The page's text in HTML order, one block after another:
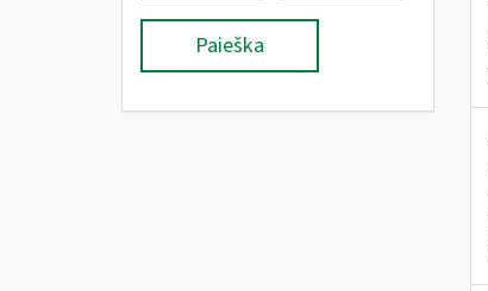
Paieška